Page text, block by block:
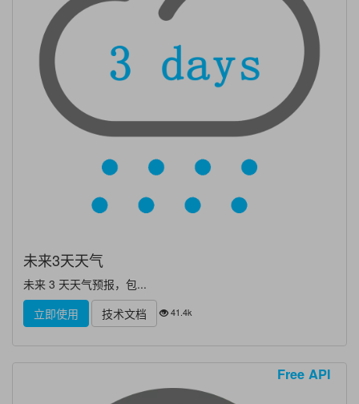
未来3天天气
未来 3 天天气预报，包...
立即使用
技术文档 41.4k
Free API